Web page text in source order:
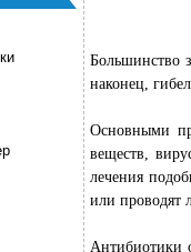
Большинство
наконец,
Основными
веществ,
лечения
или проводят
Антибиотики